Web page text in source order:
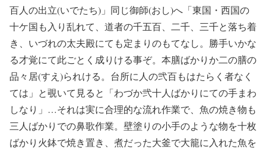
百人の出立(いでたち)」同じ御師(おし)へ「東国・西国の
十ケ国も入り乱れて、道者の千五百、二千、三千と落ち着
き、いづれの太夫殿にても定まりのもてなし。勝手いかな
る才覚にて此ごとく成りける事ぞ。本膳ばかりか二の膳の
品々居(すえ)られける。台所に人の弐百もはたらく者なく
ては」と覗いて見ると「わづか弐十人ばかりにての手まわ
しなり」…それは実に合理的な流れ作業で、魚の焼き物も
三人ばかりでの鼻歌作業。壁塗りの小手のような物を十枚
ばかり火鉢で焼き置き、煮だった大釜で大籠に入れた魚を